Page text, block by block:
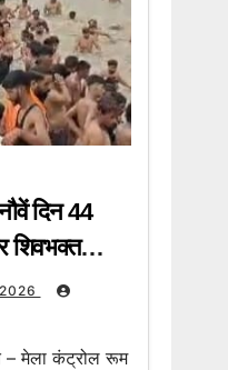
दिन 44
शिवभक्त
रवाना, 2
हजार
उठा चुके हैं
– मेला कंट्रोल रूम